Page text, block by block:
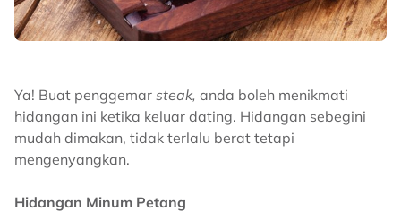
Ya! Buat penggemar steak, anda boleh menikmati
hidangan ini ketika keluar dating. Hidangan sebegini
mudah dimakan, tidak terlalu berat tetapi
mengenyangkan.
Hidangan Minum Petang